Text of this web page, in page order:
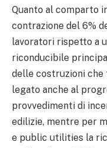
Quanto al comparto
contrazione del 6%
lavoratori rispetto a
riconducibile
delle costruzioni che
legato anche al
provvedimenti di
edilizie, mentre per
e public utilities la